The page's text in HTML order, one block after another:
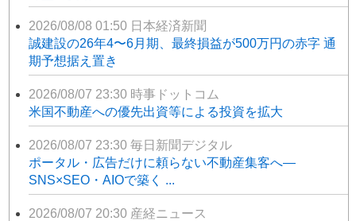
2026/08/08 01:50 日本経済新聞
誠建設の26年4〜6月期、最終損益が500万円の赤字 通
期予想据え置き
2026/08/07 23:30 時事ドットコム
米国不動産への優先出資等による投資を拡大
2026/08/07 23:30 毎日新聞デジタル
ポータル・広告だけに頼らない不動産集客へ―
SNS×SEO・AIOで築く ...
2026/08/07 20:30 産経ニュース